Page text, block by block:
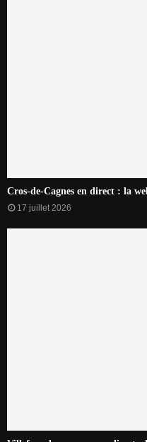
Cros-de-Cagnes en direct : la
17 juillet 2026